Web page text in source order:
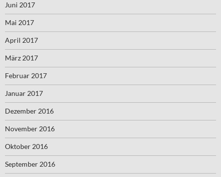
Juni 2017
Mai 2017
April 2017
März 2017
Februar 2017
Januar 2017
Dezember 2016
November 2016
Oktober 2016
September 2016